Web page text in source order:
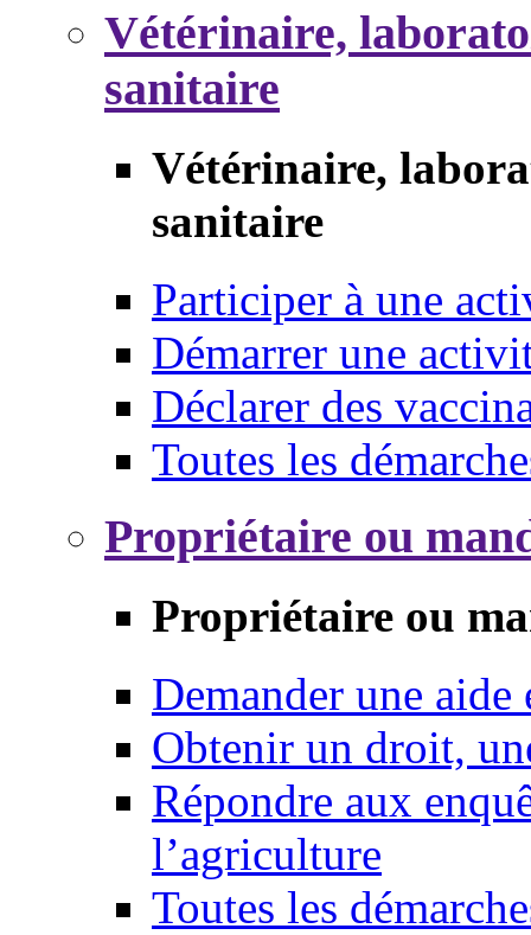
Vétérinaire,
sanitaire
Vétérinaire,
sanitaire
Participer à une
Démarrer une
Déclarer des
Toutes les
Propriétaire ou
Propriétaire ou
Demander une aide
Obtenir un droit,
Répondre aux
l’agriculture
Toutes les